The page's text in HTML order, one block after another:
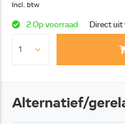
Incl. btw
2 Op voorraad Direct uit
Alternatief/